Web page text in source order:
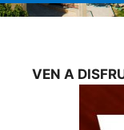
VEN A